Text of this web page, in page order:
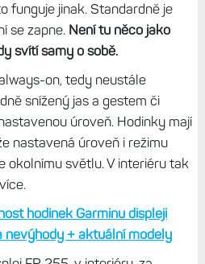
funguje jinak. Standardně je
se zapne. Není tu něco jako
svítí samy o sobě.
on, tedy neustále
snížený jas a gestem či
úroveň. Hodinky mají
nastavená úroveň i režimu
okolnímu světlu. V interiéru tak
hodinek Garminu displeji
nevýhody + aktuální modely